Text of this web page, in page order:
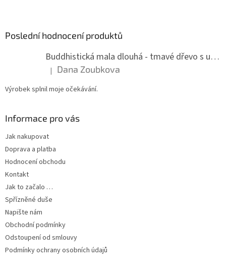
Poslední hodnocení produktů
Buddhistická mala dlouhá - tmavé dřevo s uzlíky 8 mm
Hodnocení produktu je 5 z 5 hvězdiček.
| Dana Zoubkova
Výrobek splnil moje očekávání.
Informace pro vás
Jak nakupovat
Doprava a platba
Hodnocení obchodu
Kontakt
Jak to začalo …
Spřízněné duše
Napište nám
Obchodní podmínky
Odstoupení od smlouvy
Podmínky ochrany osobních údajů